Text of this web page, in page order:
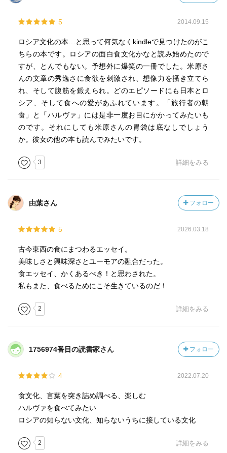
5 2014.09.15
ロシア文化の本…と思って何気なくkindleで見つけたのがこ
ちらの本です。ロシアの面白食文化かなと読み始めたので
すが、とんでもない。予想外に爆笑の一冊でした。米原さ
んの文章の秀逸さに食欲を刺激され、想像力を掻き立てら
れ、そして腹筋を鍛えられ。どのエピソードにも日本とロ
シア、そして食への愛があふれています。「旅行者の朝
食」と「ハルヴァ」には是非一度お目にかかってみたいも
のです。それにしても米原さんの胃袋は底なしでしょう
か。彼女の他の本も読んでみたいです。
3 詳細をみる
由葉さん フォロー
5 2026.03.18
古今東西の食にまつわるエッセイ。
美味しさと興味深さとユーモアの融合だった。
食エッセイ、かくあるべき！と思わされた。
私もまた、食べるためにこそ生きているのだ！
2 詳細をみる
1756974番目の読書家さん フォロー
4 2022.07.20
食文化、言葉を突き詰め調べる、楽しむ
ハルヴァを食べてみたい
ロシアの知らない文化、知らないうちに接している文化
2 詳細をみる